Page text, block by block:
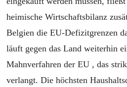
heimische Wirtschaftsbilanz
Belgien die EU-Defizitgrenzen
läuft gegen das Land weiterhin
Mahnverfahren der EU , das
verlangt. Die höchsten